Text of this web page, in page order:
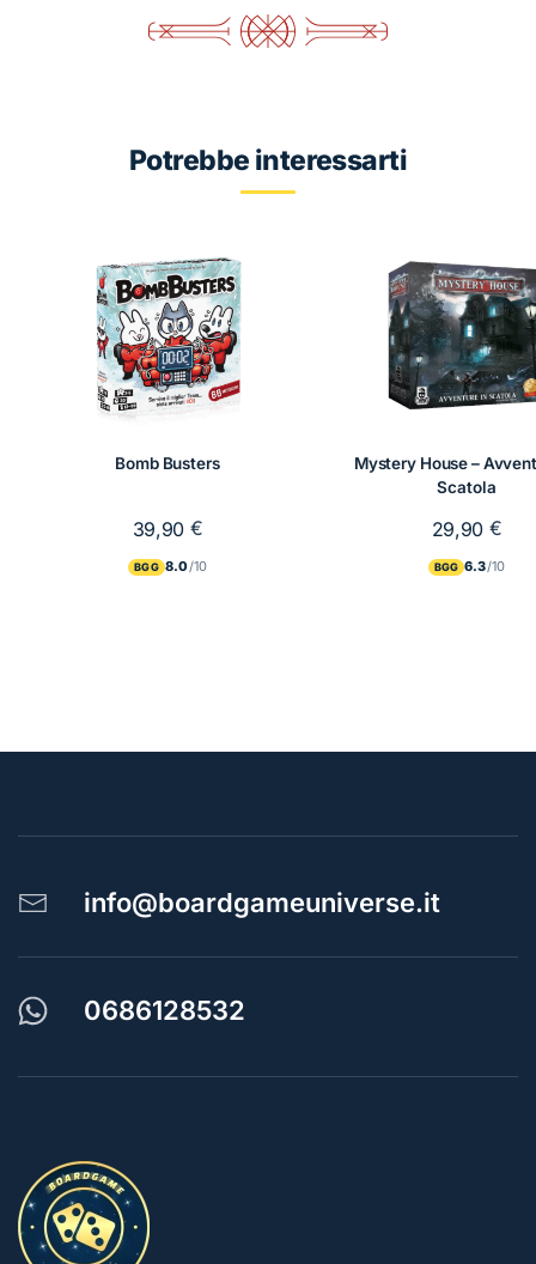
Potrebbe interessarti
Bomb Busters
39,90 €
BGG 8.0
Mystery House –
Scatola
29,90 €
BGG 6.3
info@boardgameuniverse.it
0686128532